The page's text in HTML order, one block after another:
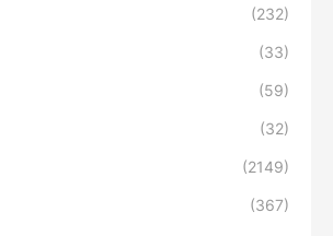
(232)
(33)
(59)
(32)
(2149)
(367)